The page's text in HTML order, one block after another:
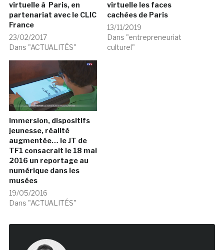
virtuelle à Paris, en
partenariat avec le CLIC
France
23/02/2017
Dans "ACTUALITÉS"
virtuelle les faces
cachées de Paris
13/11/2019
Dans "entrepreneuriat
culturel"
Immersion, dispositifs
jeunesse, réalité
augmentée… le JT de
TF1 consacrait le 18 mai
2016 un reportage au
numérique dans les
musées
19/05/2016
Dans "ACTUALITÉS"